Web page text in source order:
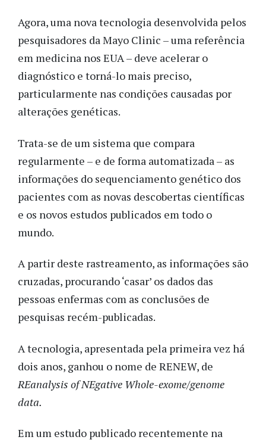
Agora, uma nova tecnologia desenvolvida pelos
pesquisadores da Mayo Clinic – uma referência
em medicina nos EUA – deve acelerar o
diagnóstico e torná-lo mais preciso,
particularmente nas condições causadas por
alterações genéticas.
Trata-se de um sistema que compara
regularmente – e de forma automatizada – as
informações do sequenciamento genético dos
pacientes com as novas descobertas científicas
e os novos estudos publicados em todo o
mundo.
A partir deste rastreamento, as informações são
cruzadas, procurando ‘casar’ os dados das
pessoas enfermas com as conclusões de
pesquisas recém-publicadas.
A tecnologia, apresentada pela primeira vez há
dois anos, ganhou o nome de RENEW, de
REanalysis of NEgative Whole-exome/genome
data.
Em um estudo publicado recentemente na